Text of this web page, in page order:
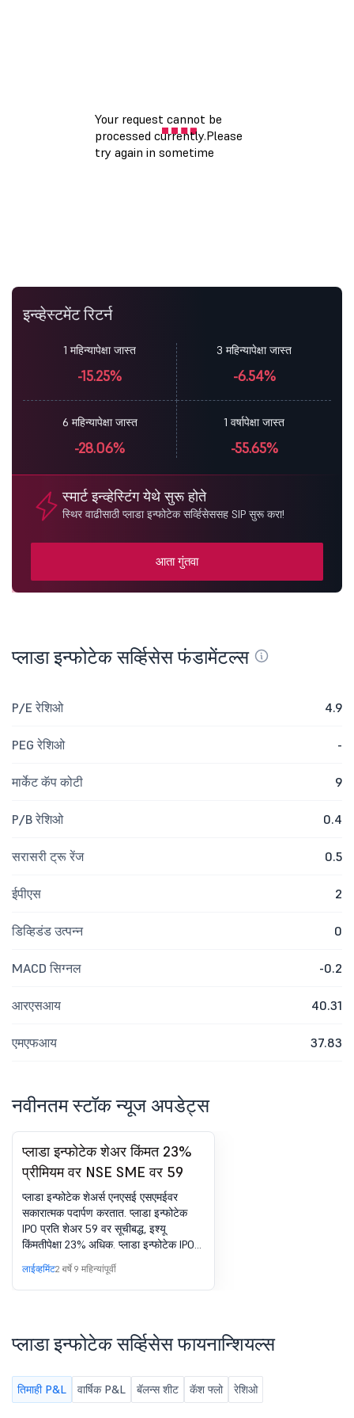
इन्व्हेस्टमेंट रिटर्न
1 महिन्यापेक्षा जास्त
-15.25%
3 महिन्यापेक्षा जास्त
-6.54%
6 महिन्यापेक्षा जास्त
-28.06%
1 वर्षापेक्षा जास्त
-55.65%
स्मार्ट इन्व्हेस्टिंग येथे सुरू होते
स्थिर वाढीसाठी प्लाडा इन्फोटेक सर्व्हिसेससह SIP सुरू करा!
आता गुंतवा
प्लाडा इन्फोटेक सर्व्हिसेस फंडामेंटल्स
P/E रेशिओ 4.9
PEG रेशिओ -
मार्केट कॅप कोटी 9
P/B रेशिओ 0.4
सरासरी ट्रू रेंज 0.5
ईपीएस 2
डिव्हिडंड उत्पन्न 0
MACD सिग्नल -0.2
आरएसआय 40.31
एमएफआय 37.83
नवीनतम स्टॉक न्यूज अपडेट्स
प्लाडा इन्फोटेक शेअर किंमत 23%
प्रीमियम वर NSE SME वर 59
प्लाडा इन्फोटेक शेअर्स एनएसई एसएमईवर
सकारात्मक पदार्पण करतात. प्लाडा इन्फोटेक
IPO प्रति शेअर 59 वर सूचीबद्ध, इश्यू
किंमतीपेक्षा 23% अधिक. प्लाडा इन्फोटेक IPO
GMP आज +7 प्रति शेअर आहे.
लाईव्हमिंट2 वर्षे 9 महिन्यांपूर्वी
प्लाडा इन्फोटेक सर्व्हिसेस फायनान्शियल्स
तिमाही P&L वार्षिक P&L बॅलन्स शीट कॅश फ्लो रेशिओ